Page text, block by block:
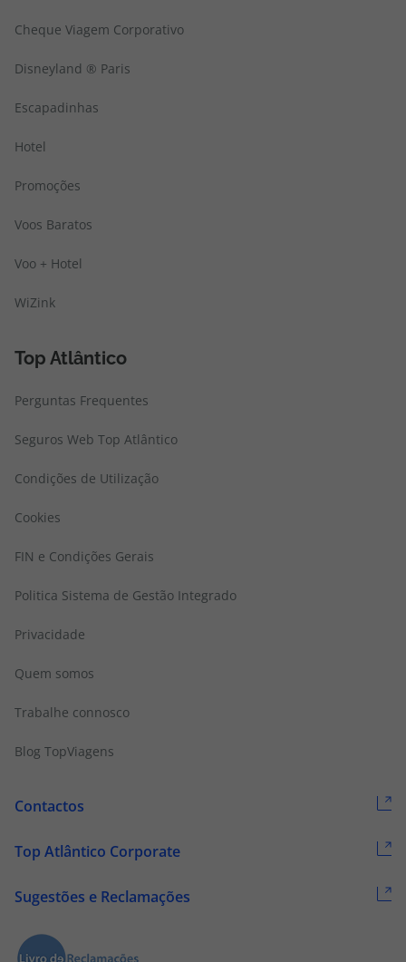
Cheque Viagem Corporativo
Disneyland ® Paris
Escapadinhas
Hotel
Promoções
Voos Baratos
Voo + Hotel
WiZink
Top Atlântico
Perguntas Frequentes
Seguros Web Top Atlântico
Condições de Utilização
Cookies
FIN e Condições Gerais
Politica Sistema de Gestão Integrado
Privacidade
Quem somos
Trabalhe connosco
Blog TopViagens
Contactos
Top Atlântico Corporate
Sugestões e Reclamações